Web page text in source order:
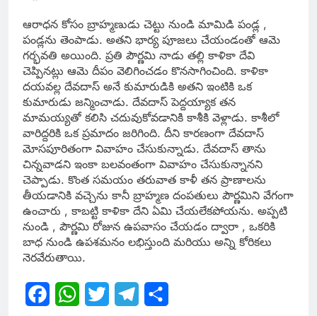
ఆరాధన కోసం బ్రాహ్మణుడు చెట్టు నుండి మామిడి పండ్ల ,
పండ్లను తెంపాడు. అతని భార్య పూజలు చేయండంతో ఆమె
గర్భవతి అయింది. ప్రతి పౌర్ణమి నాడు తల్లి కాళికా దేవి
చెప్పినట్లు ఆమె దీపం వెలిగించడం కొనసాగించింది. కాళికా
దయవల్ల దేవదాస్ అనే కుమారుడికి అతని ఇంటికి ఒక
కుమారుడు జన్మించాడు. దేవదాస్ పెద్దయ్యాక తన
మామయ్యతో కలిసి చదువుకోవడానికి కాశీకి వెళ్లాడు. కాశీలో
వారిద్దరికి ఒక ప్రమాదం జరిగింది. దీని కారణంగా దేవదాస్
మోసపూరితంగా వివాహం చేసుకున్నాడు. దేవదాస్ తాను
చిన్నవాడని ఇంకా బలవంతంగా వివాహం చేసుకున్నానని
చెప్పాడు. కొంత సమయం తరువాత కాళీ తన ప్రాణాలను
తీయడానికి వచ్చెను కానీ బ్రాహ్మణ దంపతులు పౌర్ణమిని వేగంగా
ఉంచారు , కాబట్టి కాళికా దేని ఏమి చేయలేకపోయను. అప్పటి
నుండి , పౌర్ణమి రోజున ఉపవాసం చేయడం ద్వారా , ఒకరికి
బాధ నుండి ఉపశమనం లభిస్తుంది మరియు అన్ని కోరికలు
నెరవేరుతాయి.
FacebookWhatsApp
Twitter Telegram